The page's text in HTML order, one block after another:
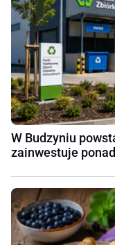
W Budzyniu
zainwestuje